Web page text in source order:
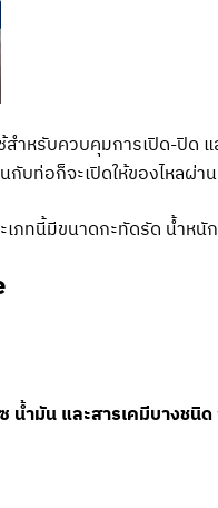
สำหรับควบคุมการเปิด-ปิด
บท่อก็จะเปิดให้ของไหลผ่าน
เภทนี้มีขนาดกะทัดรัด น้ำ
น้ำมัน และสารเคมีบางชนิด